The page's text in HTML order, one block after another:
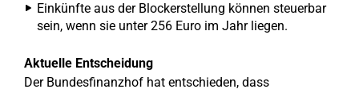
Einkünfte aus der Blockerstellung können steuerbar
sein, wenn sie unter 256 Euro im Jahr liegen.
Aktuelle Entscheidung
Der Bundesfinanzhof hat entschieden, dass